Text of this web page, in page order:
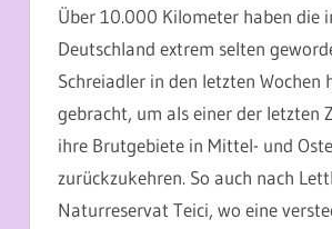
Über 10.000 Kilometer haben die
Deutschland extrem selten
Schreiadler in den letzten Wochen
gebracht, um als einer der letzten
ihre Brutgebiete in Mittel- und
zurückzukehren. So auch nach
Naturreservat Teici, wo eine